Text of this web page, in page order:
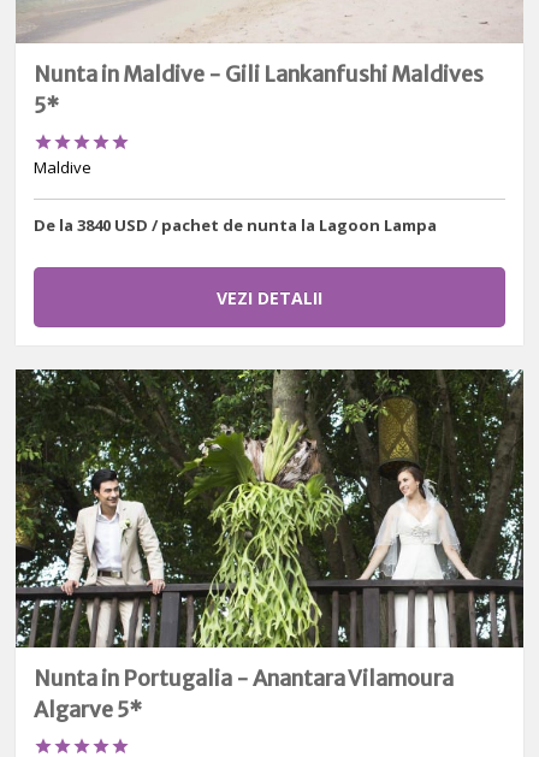
Nunta in Maldive - Gili Lankanfushi Maldives
5*

Maldive
De la 3840 USD / pachet de nunta la Lagoon Lampa
VEZI DETALII
Nunta in Portugalia - Anantara Vilamoura
Algarve 5*
